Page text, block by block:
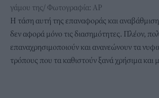
γάμου της/ Φωτογραφία: AP
Η τάση αυτή της επαναφοράς και
δεν αφορά μόνο τις διασημότητες. Πλέον,
επαναχρησιμοποιούν και ανανεώνουν τα
τρόπους που τα καθιστούν ξανά χρήσιμα και